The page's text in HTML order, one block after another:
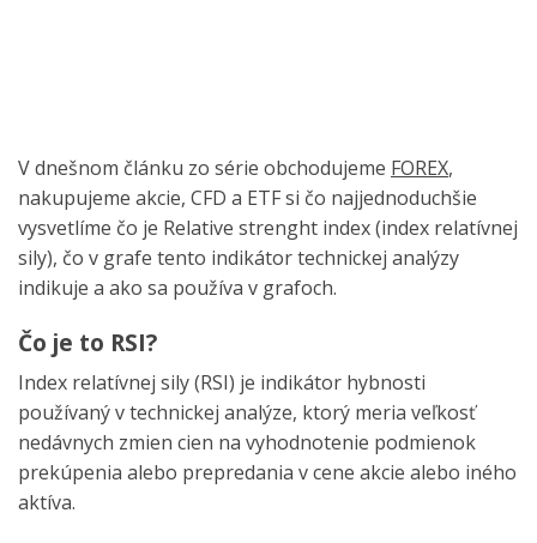
V dnešnom článku zo série obchodujeme FOREX,
nakupujeme akcie, CFD a ETF si čo najjednoduchšie
vysvetlíme čo je Relative strenght index (index relatívnej
sily), čo v grafe tento indikátor technickej analýzy
indikuje a ako sa používa v grafoch.
Čo je to RSI?
Index relatívnej sily (RSI) je indikátor hybnosti
používaný v technickej analýze, ktorý meria veľkosť
nedávnych zmien cien na vyhodnotenie podmienok
prekúpenia alebo prepredania v cene akcie alebo iného
aktíva.